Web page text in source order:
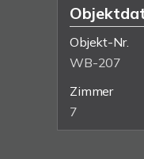
Objekt-Nr.
WB-207
Zimmer
7